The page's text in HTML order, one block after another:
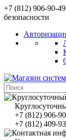
+7 (812) 906-90-
безопасности
+7 (812) 906-
+7 (812) 409-